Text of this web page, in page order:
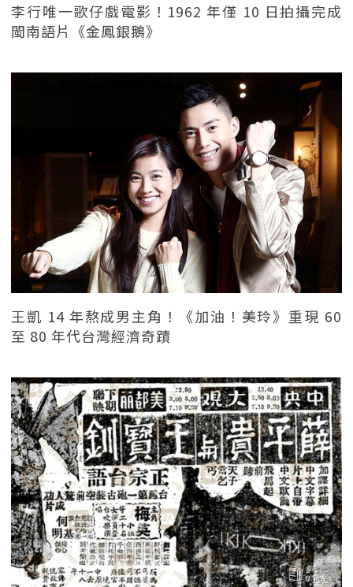
李行唯一歌仔戲電影！1962 年僅 10 日拍攝完成
閩南語片《金鳳銀鵝》
王凱 14 年熬成男主角！《加油！美玲》重現 60
至 80 年代台灣經濟奇蹟